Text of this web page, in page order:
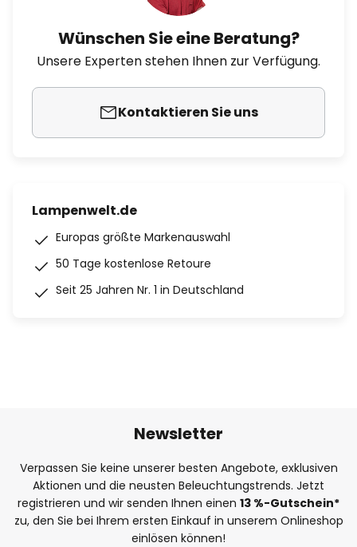
Wünschen Sie eine Beratung?
Unsere Experten stehen Ihnen zur Verfügung.
Kontaktieren Sie uns
Lampenwelt.de
Europas größte Markenauswahl
50 Tage kostenlose Retoure
Seit 25 Jahren Nr. 1 in Deutschland
Newsletter
Verpassen Sie keine unserer besten Angebote, exklusiven
Aktionen und die neusten Beleuchtungstrends. Jetzt
registrieren und wir senden Ihnen einen 13 %-Gutschein*
zu, den Sie bei Ihrem ersten Einkauf in unserem Onlineshop
einlösen können!